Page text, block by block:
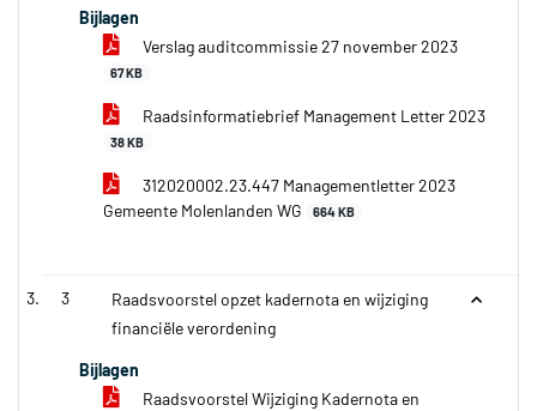
Bijlagen
Verslag auditcommissie 27 november 2023
67 KB
Raadsinformatiebrief Management Letter 2023
38 KB
312020002.23.447 Managementletter 2023
Gemeente Molenlanden WG
664 KB
3
Raadsvoorstel opzet kadernota en wijziging
financiële verordening
Bijlagen
Raadsvoorstel Wijziging Kadernota en